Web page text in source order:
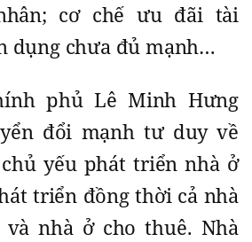
cơ chế ưu đãi tài
dụng chưa đủ mạnh…
phủ Lê Minh Hưng
đổi mạnh tư duy về
yếu phát triển nhà ở
triển đồng thời cả nhà
nhà ở cho thuê. Nhà